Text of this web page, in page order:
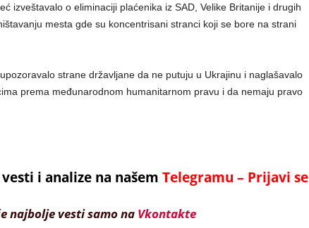
izveštavalo o eliminaciji plaćenika iz SAD, Velike Britanije i drugih
mesta gde su koncentrisani stranci koji se bore na strani
strane državljane da ne putuju u Ukrajinu i naglašavalo
prema međunarodnom humanitarnom pravu i da nemaju pravo
i analize na našem Telegramu – Prijavi se
najbolje vesti samo na Vkontakte